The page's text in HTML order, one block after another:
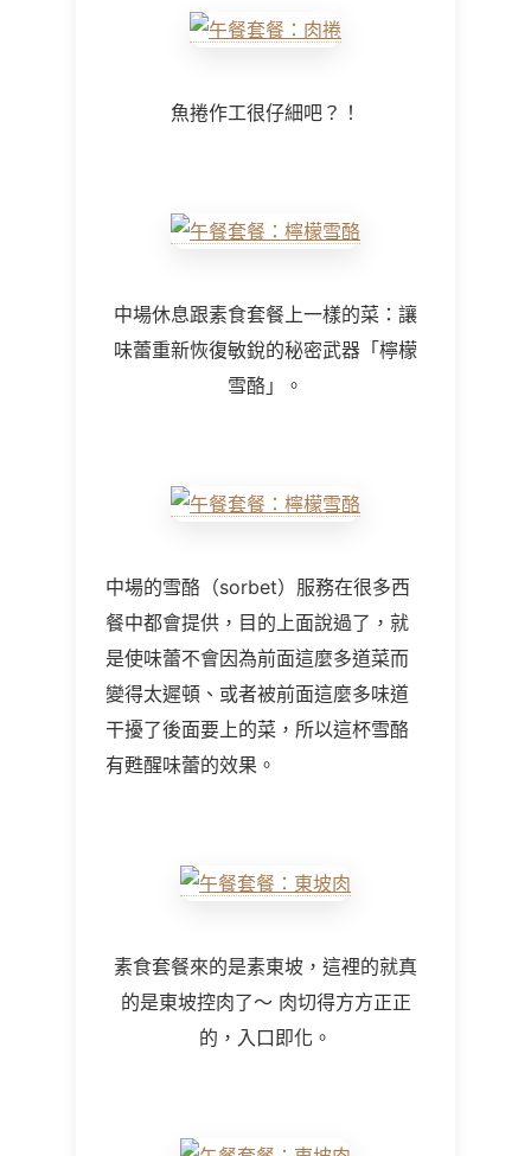
魚捲作工很仔細吧？！
中場休息跟素食套餐上一樣的菜：讓
味蕾重新恢復敏銳的秘密武器「檸檬
雪酪」。
中場的雪酪（sorbet）服務在很多西
餐中都會提供，目的上面說過了，就
是使味蕾不會因為前面這麼多道菜而
變得太遲頓、或者被前面這麼多味道
干擾了後面要上的菜，所以這杯雪酪
有甦醒味蕾的效果。
素食套餐來的是素東坡，這裡的就真
的是東坡控肉了～ 肉切得方方正正
的，入口即化。